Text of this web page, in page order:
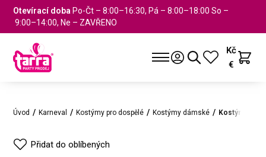
Otevírací doba Po-Čt – 8:00–16:30, Pá – 8:00–18:00 So –
9:00–14:00, Ne – ZAVŘENO
Kč
€
Úvod Karneval Kostýmy pro dospělé Kostýmy dámské Kostým sexy
Přidat do oblíbených